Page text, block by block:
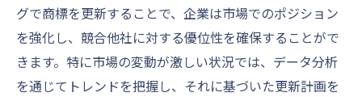
グで商標を更新することで、企業は市場でのポジション
を強化し、競合他社に対する優位性を確保することがで
きます。特に市場の変動が激しい状況では、データ分析
を通じてトレンドを把握し、それに基づいた更新計画を